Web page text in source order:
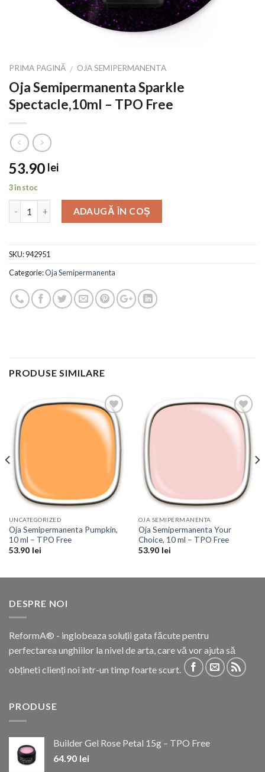
PRIMA PAGINĂ / OJA SEMIPERMANENTA
Oja Semipermanenta Sparkle
Spectacle,10ml – TPO Free
53.90 lei
3 în stoc
ADAUGĂ ÎN COȘ
SKU:942951
Categorie:Oja Semipermanenta
PRODUSE SIMILARE
Add to
Wishlist
UNCATEGORIZED
Oja Semipermanenta Pumpkin,
10 ml – TPO Free
53.90 lei
Add to
Wishlist
OJA SEMIPERMANENTA
Oja Semipermanenta Your
Choice, 10 ml – TPO Free
53.90 lei
DESPRE NOI
ReformA® - inglobeaza soluții gata făcute pentru
perfectarea unghiilor la nivel de arta, care vă vor ajuta să
obțineti clienți noi într-un timp foarte scurt.
PRODUSE
Builder Gel Rose Petal 15g – TPO Free
64.90 lei